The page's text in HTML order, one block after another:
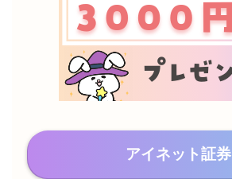
アイネット証券